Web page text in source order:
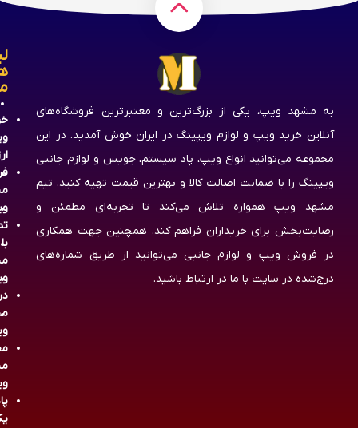
به مشهد ویپ، یکی از بزرگ‌ترین و معتبرترین فروشگاه‌های
آنلاین خرید ویپ و لوازم ویپینگ در ایران خوش آمدید. در این
مجموعه می‌توانید انواع ویپ، پاد سیستم، جویس و لوازم جانبی
ویپینگ را با ضمانت اصالت کالا و بهترین قیمت تهیه کنید. تیم
مشهد ویپ همواره تلاش می‌کند تا تجربه‌ای مطمئن و
رضایت‌بخش برای خریداران فراهم کند. همچنین جهت همکاری
در فروش ویپ و لوازم جانبی می‌توانید از طریق شماره‌های
درج‌شده در سایت با ما در ارتباط باشید.
با